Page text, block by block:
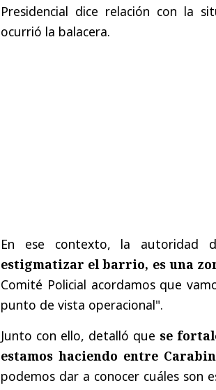
Presidencial dice relación con la
ocurrió la balacera.
En ese contexto, la autoridad
estigmatizar el barrio, es una
Comité Policial acordamos que
punto de vista operacional".
Junto con ello, detalló que se
estamos haciendo entre
podemos dar a conocer cuáles son